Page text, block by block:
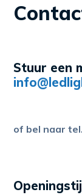
Stuur een
of bel naar tel.